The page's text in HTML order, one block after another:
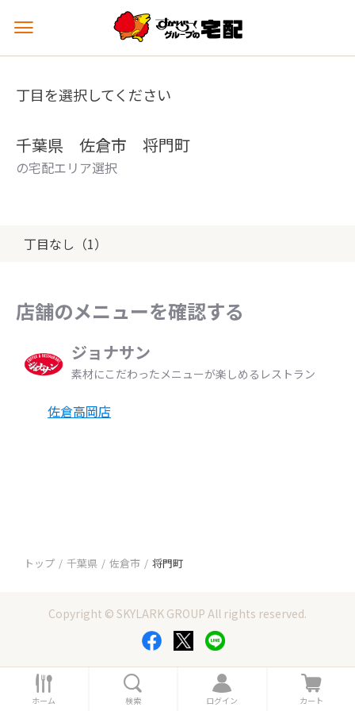
メ
ュ
を
丁目を選択してください
千葉県 佐倉市 将門町
の宅配エリア選択
丁目なし（1）
店舗のメニューを確認する
ジョナサン
素材にこだわったメニューが楽しめるレストラン
佐倉高岡店
トップ 千葉県 佐倉市 将門町
Copyright © SKYLARK GROUP All rights reserved.
ホ
ー
ホーム 索
検索
ロ
グ
ログイン
カ
ー
カート